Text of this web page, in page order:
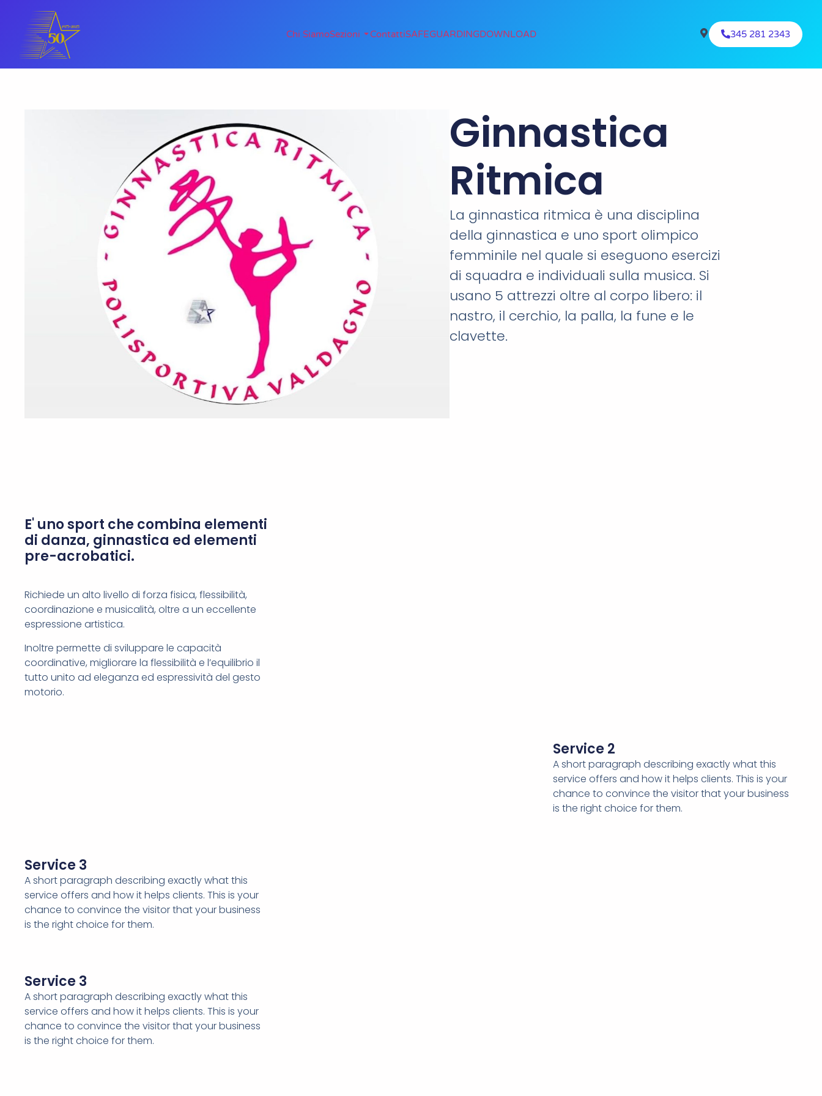
Chi SiamoSezioni ContattiSAFEGUARDINGDOWNLOAD 345 281 2343
Ginnastica
Ritmica
La ginnastica ritmica è una disciplina
della ginnastica e uno sport olimpico
femminile nel quale si eseguono esercizi
di squadra e individuali sulla musica. Si
usano 5 attrezzi oltre al corpo libero: il
nastro, il cerchio, la palla, la fune e le
clavette.
E' uno sport che combina elementi
di danza, ginnastica ed elementi
pre-acrobatici.
Richiede un alto livello di forza fisica, flessibilità,
coordinazione e musicalità, oltre a un eccellente
espressione artistica.
Inoltre permette di sviluppare le capacità
coordinative, migliorare la flessibilità e l’equilibrio il
tutto unito ad eleganza ed espressività del gesto
motorio.
Service 2
A short paragraph describing exactly what this
service offers and how it helps clients. This is your
chance to convince the visitor that your business
is the right choice for them.
Service 3
A short paragraph describing exactly what this
service offers and how it helps clients. This is your
chance to convince the visitor that your business
is the right choice for them.
Service 3
A short paragraph describing exactly what this
service offers and how it helps clients. This is your
chance to convince the visitor that your business
is the right choice for them.